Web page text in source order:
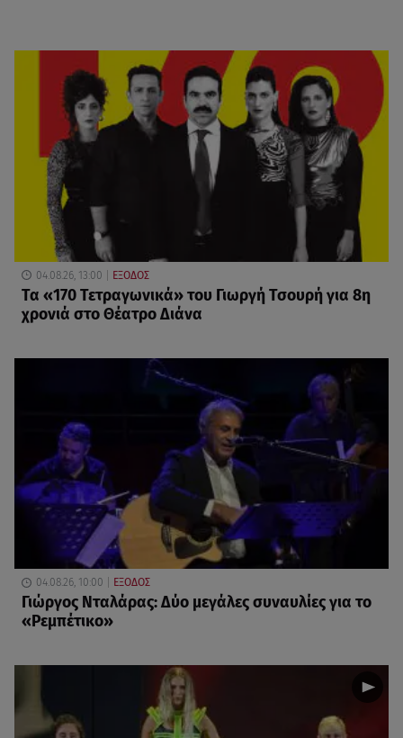
04.08.26, 13:00 ΕΞΟΔΟΣ
Τα «170 Τετραγωνικά» του Γιωργή Τσουρή για 8η
χρονιά στο Θέατρο Διάνα
04.08.26, 10:00 ΕΞΟΔΟΣ
Γιώργος Νταλάρας: Δύο μεγάλες συναυλίες για το
«Ρεμπέτικο»